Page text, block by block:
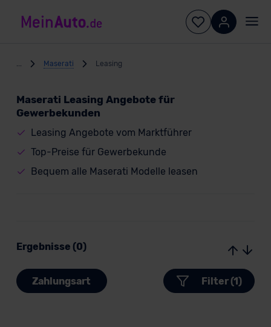
Maserati Leasing
Maserati Leasing Angebote für
Gewerbekunden
Leasing Angebote vom Marktführer
Top-Preise für Gewerbekunde
Bequem alle Maserati Modelle leasen
Ergebnisse (0)
Zahlungsart Filter (1)